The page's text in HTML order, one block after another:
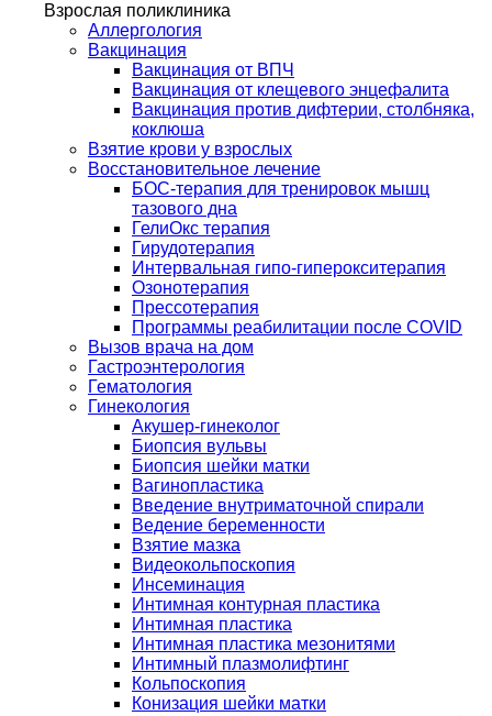
Взрослая поликлиника
Аллергология
Вакцинация
Вакцинация от ВПЧ
Вакцинация от клещевого энцефалита
Вакцинация против дифтерии, столбняка,
коклюша
Взятие крови у взрослых
Восстановительное лечение
БОС-терапия для тренировок мышц
тазового дна
ГелиОкс терапия
Гирудотерапия
Интервальная гипо-гиперокситерапия
Озонотерапия
Прессотерапия
Программы реабилитации после СOVID
Вызов врача на дом
Гастроэнтерология
Гематология
Гинекология
Акушер-гинеколог
Биопсия вульвы
Биопсия шейки матки
Вагинопластика
Введение внутриматочной спирали
Ведение беременности
Взятие мазка
Видеокольпоскопия
Инсеминация
Интимная контурная пластика
Интимная пластика
Интимная пластика мезонитями
Интимный плазмолифтинг
Кольпоскопия
Конизация шейки матки